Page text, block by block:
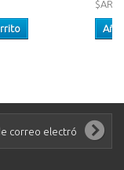
$AR